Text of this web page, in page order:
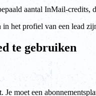
aantal InMail-credits,
het profiel van een lead
te gebruiken
moet een